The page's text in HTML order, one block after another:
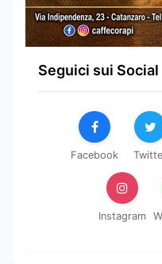
Seguici sui Social
Facebook
Instagram